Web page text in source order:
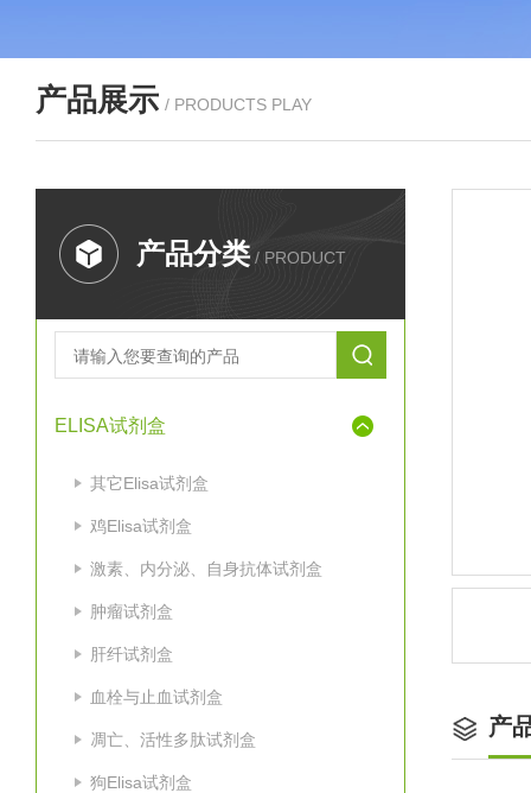
产品展示 / PRODUCTS PLAY
产品分类 / PRODUCT
ELISA试剂盒
其它Elisa试剂盒
鸡Elisa试剂盒
激素、内分泌、自身抗体试剂盒
肿瘤试剂盒
肝纤试剂盒
血栓与止血试剂盒
凋亡、活性多肽试剂盒
狗Elisa试剂盒
产